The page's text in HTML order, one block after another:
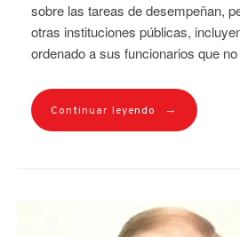
sobre las tareas de desempeñan,
otras instituciones públicas,
ordenado a sus funcionarios que
Continuar leyendo →